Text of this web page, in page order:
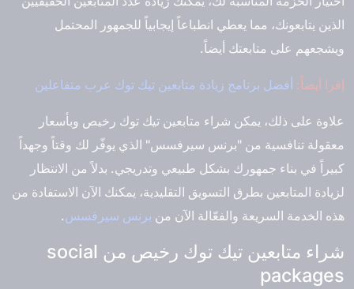
الذين يتابعونك، مما يعطي انطباعاً إيجابياً للجمهور المحتمل
ويشجعهم على متابعتك أيضاً.
إقرا أيضاً: أفضل برنامج زيادة متابعين تيك توك عرب متفاعلين
علاوة على ذلك، يمكن شراء متابعين تيك توك رخيص وبأسعار
معقولة تنافسية من "برنس سيرفسس" الذي يوفّر لك وقتاً وجهداً
كبيراً في بناء جمهورك بشكل طبيعي وتدريجي. بدلاً من الانتظار
لزيادة المتابعين بطرق التسويق التقليدية، يمكنك الآن الاستفادة من
هذه الخدمة السريعة والفعّالة الآن من برنس سيرفسس.
شراء متابعين تيك توك رخيص من social
packages